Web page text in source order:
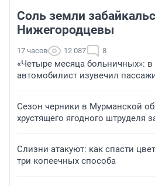
Соль земли
Нижегородцевы
17 часов 12 087 8
«Четыре месяца больничных»:
автомобилист изувечил
Сезон черники в Мурманской
хрустящего ягодного штруделя
Слизни атакуют: как спасти
три копеечных способа